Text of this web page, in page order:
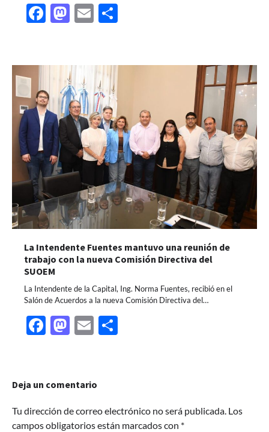
Facebook
Mastodon
Email
La Intendente Fuentes mantuvo una reunión de
trabajo con la nueva Comisión Directiva del
SUOEM
La Intendente de la Capital, Ing. Norma Fuentes, recibió en el
Salón de Acuerdos a la nueva Comisión Directiva del…
Facebook
Mastodon
Email
Deja un comentario
Tu dirección de correo electrónico no será publicada. Los
campos obligatorios están marcados con *